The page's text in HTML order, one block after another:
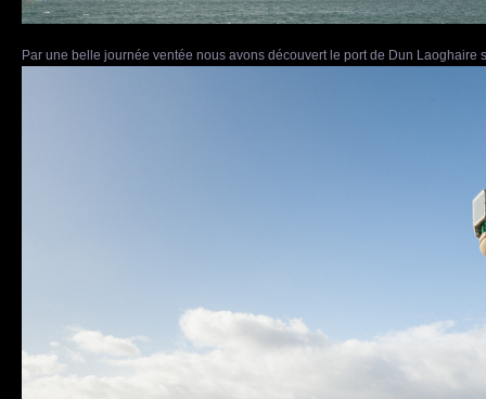
Par une belle journée ventée nous avons découvert le port de Dun Laoghaire